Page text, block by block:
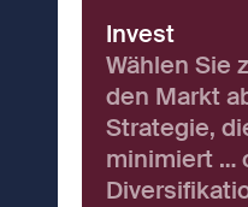
Invest
Wählen Sie
den Markt
Strategie,
minimiert …